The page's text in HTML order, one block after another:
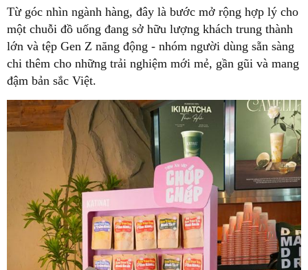
Từ góc nhìn ngành hàng, đây là bước mở rộng hợp lý cho
một chuỗi đồ uống đang sở hữu lượng khách trung thành
lớn và tệp Gen Z năng động - nhóm người dùng sẵn sàng
chi thêm cho những trải nghiệm mới mẻ, gần gũi và mang
đậm bản sắc Việt.